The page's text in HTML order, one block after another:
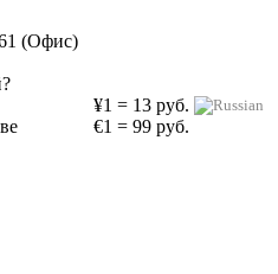
(Офис)
¥1 = 13 руб.
€1 = 99 руб.